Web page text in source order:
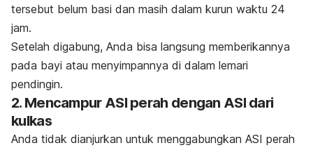
tersebut belum basi dan masih dalam kurun waktu 24
jam.
Setelah digabung, Anda bisa langsung memberikannya
pada bayi atau menyimpannya di dalam lemari
pendingin.
2. Mencampur ASI perah dengan ASI dari
kulkas
Anda tidak dianjurkan untuk menggabungkan ASI perah